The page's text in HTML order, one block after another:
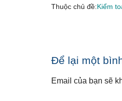
Thuộc chủ đề:Kiểm
Reader
Interactions
Để lại một
Email của bạn sẽ